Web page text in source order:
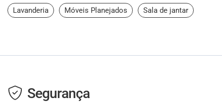
Lavanderia Móveis Planejados Sala de jantar
Segurança